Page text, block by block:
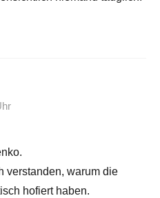
verstanden, warum die
hofiert haben.